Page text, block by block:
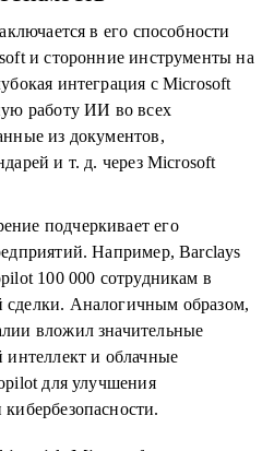
в его способности
и сторонние инструменты на
интеграция с Microsoft
работу ИИ во всех
из документов,
и т. д. через Microsoft
подчеркивает его
Например, Barclays
100 000 сотрудникам в
Аналогичным образом,
вложил значительные
интеллект и облачные
для улучшения